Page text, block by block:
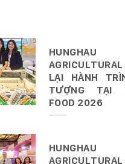
HUNGHAU
LẠI HÀNH
TƯỢNG TẠI
FOOD 2026
HUNGHAU